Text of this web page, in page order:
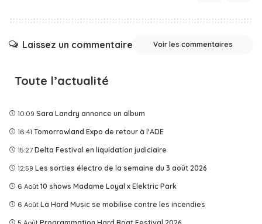
Laissez un commentaire Voir les commentaires
Toute l’actualité
10:09 Sara Landry annonce un album
16:41 Tomorrowland Expo de retour à l'ADE
15:27 Delta Festival en liquidation judiciaire
12:59 Les sorties électro de la semaine du 3 août 2026
6 Août 10 shows Madame Loyal x Elektric Park
6 Août La Hard Music se mobilise contre les incendies